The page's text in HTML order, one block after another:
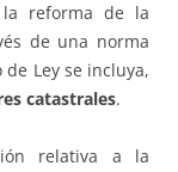
reforma de la
de una norma
Ley se incluya,
catastrales.
relativa a la